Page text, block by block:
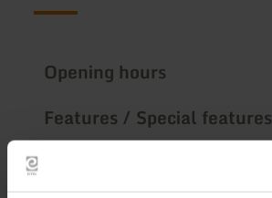
Opening hours
Features / Special features